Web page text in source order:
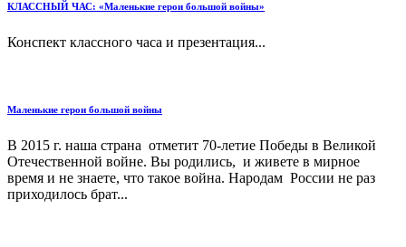
КЛАССНЫЙ ЧАС: «Маленькие герои большой войны»
Конспект классного часа и презентация...
Маленькие герои большой войны
В 2015 г. наша страна отметит 70-летие Победы в Великой
Отечественной войне. Вы родились, и живете в мирное
время и не знаете, что такое война. Народам России не раз
приходилось брат...